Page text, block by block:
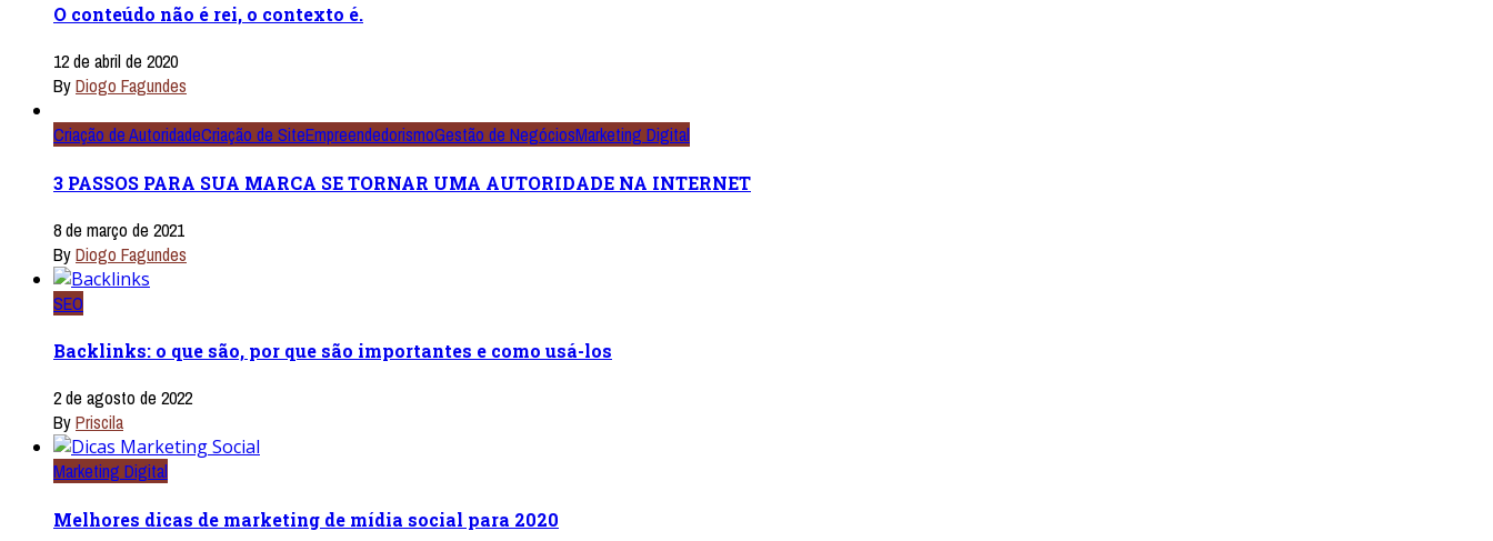
O conteúdo não é rei, o contexto é.
12 de abril de 2020
ByDiogo Fagundes
Criação de AutoridadeCriação de SiteEmpreendedorismoGestão de NegóciosMarketing Digital
3 PASSOS PARA SUA MARCA SE TORNAR UMA AUTORIDADE NA INTERNET
8 de março de 2021
ByDiogo Fagundes
SEO
Backlinks: o que são, por que são importantes e como usá-los
2 de agosto de 2022
ByPriscila
Marketing Digital
Melhores dicas de marketing de mídia social para 2020